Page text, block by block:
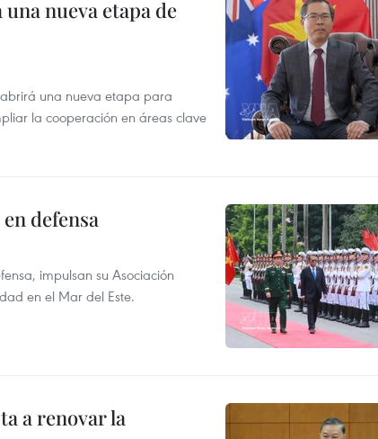
nueva etapa de
una nueva etapa para
la cooperación en áreas clave
defensa
impulsan su Asociación
en el Mar del Este.
a renovar la